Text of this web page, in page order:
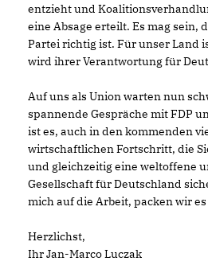
entzieht und
eine Absage erteilt. Es mag sein,
Partei richtig ist. Für unser Land
wird ihrer Verantwortung für
Auf uns als Union warten nun
spannende Gespräche mit FDP
ist es, auch in den kommenden
wirtschaftlichen Fortschritt, die
und gleichzeitig eine weltoffene
Gesellschaft für Deutschland
mich auf die Arbeit, packen wir es
Herzlichst,
Ihr Jan-Marco Luczak